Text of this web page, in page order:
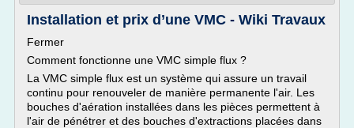
Installation et prix d’une VMC - Wiki Travaux
Fermer
Comment fonctionne une VMC simple flux ?
La VMC simple flux est un système qui assure un travail
continu pour renouveler de manière permanente l'air. Les
bouches d'aération installées dans les pièces permettent à
l'air de pénétrer et des bouches d'extractions placées dans